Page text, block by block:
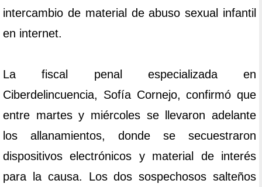
intercambio de material de abuso sexual infantil
en internet.
La fiscal penal especializada en
Ciberdelincuencia, Sofía Cornejo, confirmó que
entre martes y miércoles se llevaron adelante
los allanamientos, donde se secuestraron
dispositivos electrónicos y material de interés
para la causa. Los dos sospechosos salteños